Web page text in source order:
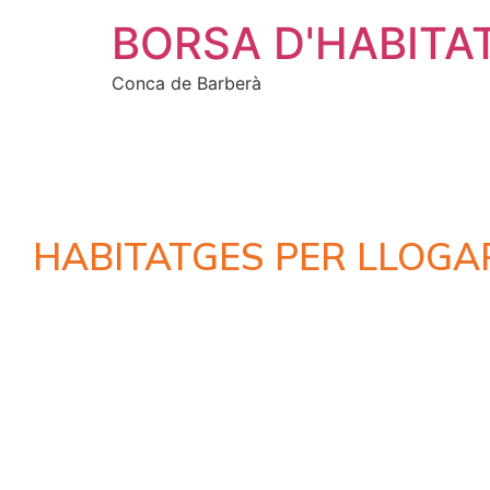
BORSA
Conca de Barberà
HABITATGES PER